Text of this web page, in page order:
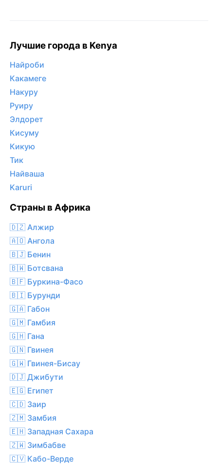
Лучшие города в Kenya
Найроби
Какамеге
Накуру
Руиру
Элдорет
Кисуму
Кикую
Тик
Найваша
Karuri
Страны в Африка
🇩🇿 Алжир
🇦🇴 Ангола
🇧🇯 Бенин
🇧🇼 Ботсвана
🇧🇫 Буркина-Фасо
🇧🇮 Бурунди
🇬🇦 Габон
🇬🇲 Гамбия
🇬🇭 Гана
🇬🇳 Гвинея
🇬🇼 Гвинея-Бисау
🇩🇯 Джибути
🇪🇬 Египет
🇨🇩 Заир
🇿🇲 Замбия
🇪🇭 Западная Сахара
🇿🇼 Зимбабве
🇨🇻 Кабо-Верде